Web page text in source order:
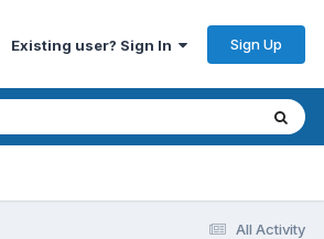
Existing user? Sign In Sign Up
All Activity